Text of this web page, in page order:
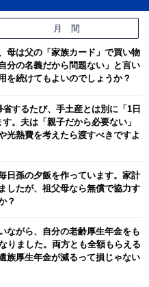
月 間
母は父の「家族カード」で買い物
分の名義だから問題ない」と言い
を続けてもよいのでしょうか？
するたび、手土産とは別に「1日
。夫は「親子だから必要ない」
光熱費を考えたら渡すべきですよ
日孫の夕飯を作っています。家計
したが、祖父母なら無償で協力す
？
ながら、自分の老齢厚生年金をも
りました。両方とも全額もらえる
族厚生年金が減るって損じゃない